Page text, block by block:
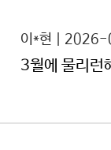
이*현 |
3월에 물리런